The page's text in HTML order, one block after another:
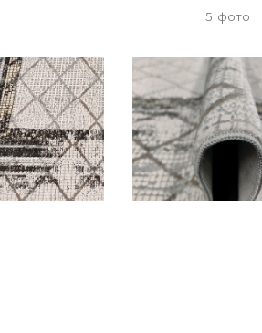
5 фото